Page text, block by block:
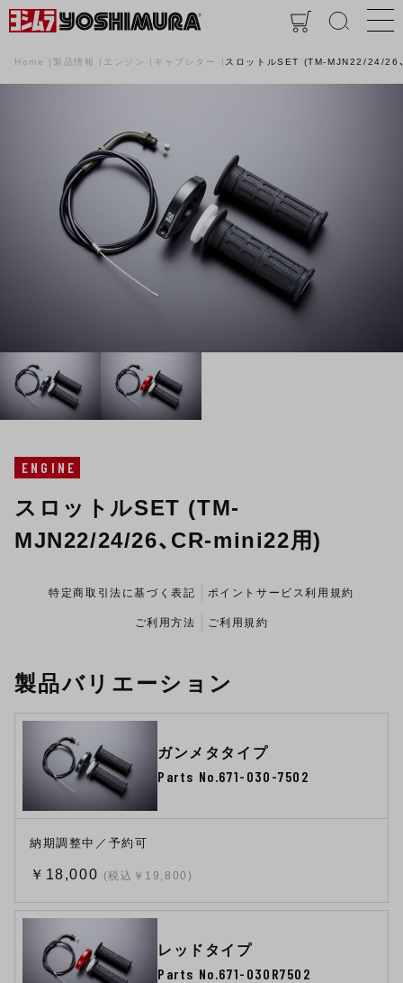
Home 製品情報 エンジン キャブレター スロットルSET (TM-MJN22/24/26
ENGINE
スロットルSET (TM-
MJN22/24/26、CR-mini22用)
特定商取引法に基づく表記 ポイントサービス利用規約
ご利用方法 ご利用規約
製品バリエーション
ガンメタタイプ
Parts No.671-030-7502
納期調整中／予約可
￥18,000 (税込￥19,800)
レッドタイプ
Parts No.671-030R7502